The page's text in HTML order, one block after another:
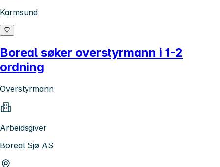
Karmsund
Boreal søker overstyrmann i 1-2
ordning
Overstyrmann
Arbeidsgiver
Boreal Sjø AS